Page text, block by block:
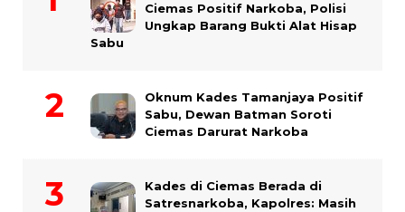
Ciemas Positif Narkoba, Polisi
Ungkap Barang Bukti Alat Hisap
Sabu
Oknum Kades Tamanjaya Positif
Sabu, Dewan Batman Soroti
Ciemas Darurat Narkoba
Kades di Ciemas Berada di
Satresnarkoba, Kapolres: Masih